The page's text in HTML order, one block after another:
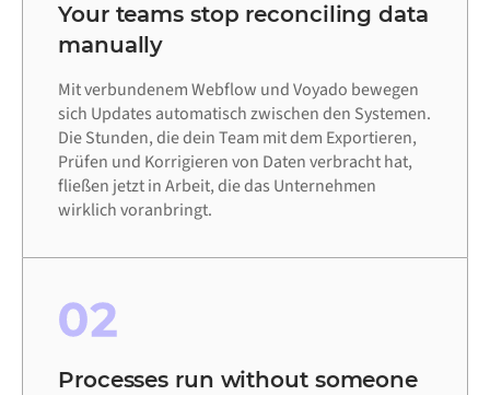
Your teams stop reconciling data
manually
Mit verbundenem Webflow und Voyado bewegen
sich Updates automatisch zwischen den Systemen.
Die Stunden, die dein Team mit dem Exportieren,
Prüfen und Korrigieren von Daten verbracht hat,
fließen jetzt in Arbeit, die das Unternehmen
wirklich voranbringt.
02
Processes run without someone